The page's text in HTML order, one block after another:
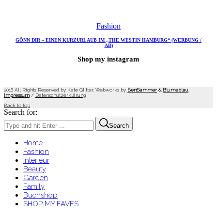
Fashion
GÖNN DIR – EINEN KURZURLAUB IM „THE WESTIN HAMBURG“ (WERBUNG /
AD)
Shop my instagram
2018 All Rights Reserved by Kate Glitter. Webworks by BenSammer & Blumeblau
Impressum/ Datenschutzerklärung
Back to top
Search for:
Search
Home
Fashion
Interieur
Beauty
Garden
Family
Buchshop
SHOP MY FAVES